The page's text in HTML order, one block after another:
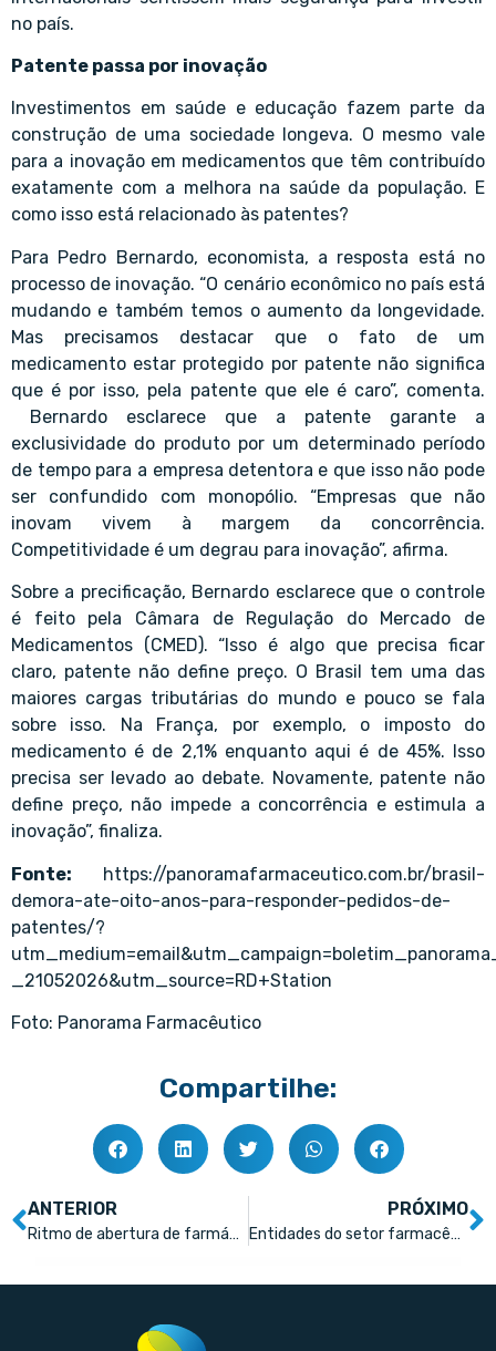
no país.
Patente passa por inovação
Investimentos em saúde e educação fazem parte da
construção de uma sociedade longeva. O mesmo vale
para a inovação em medicamentos que têm contribuído
exatamente com a melhora na saúde da população. E
como isso está relacionado às patentes?
Para Pedro Bernardo, economista, a resposta está no
processo de inovação. “O cenário econômico no país está
mudando e também temos o aumento da longevidade.
Mas precisamos destacar que o fato de um
medicamento estar protegido por patente não significa
que é por isso, pela patente que ele é caro”, comenta.
Bernardo esclarece que a patente garante a
exclusividade do produto por um determinado período
de tempo para a empresa detentora e que isso não pode
ser confundido com monopólio. “Empresas que não
inovam vivem à margem da concorrência.
Competitividade é um degrau para inovação”, afirma.
Sobre a precificação, Bernardo esclarece que o controle
é feito pela Câmara de Regulação do Mercado de
Medicamentos (CMED). “Isso é algo que precisa ficar
claro, patente não define preço. O Brasil tem uma das
maiores cargas tributárias do mundo e pouco se fala
sobre isso. Na França, por exemplo, o imposto do
medicamento é de 2,1% enquanto aqui é de 45%. Isso
precisa ser levado ao debate. Novamente, patente não
define preço, não impede a concorrência e estimula a
inovação”, finaliza.
Fonte:
https://panoramafarmaceutico.com.br/brasil-
demora-ate-oito-anos-para-responder-pedidos-de-
patentes/?
_21052026&utm_source=RD+Station
Foto: Panorama Farmacêutico
Compartilhe:
ANTERIOR
Ritmo de abertura de farmácias volta a crescer, mas acende alerta
PRÓXIMO
Entidades do setor farmacêutico apoiam Anvisa e PF no combate a medicamentos irregulares